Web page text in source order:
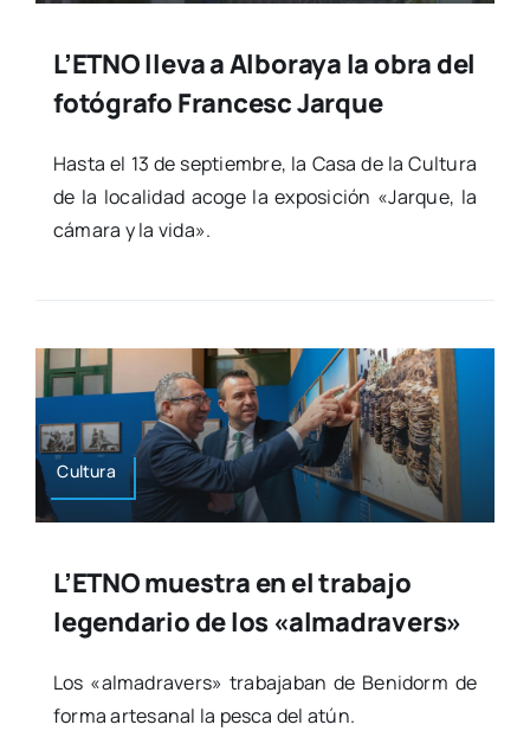
L’ETNO lleva a Alboraya la obra del
fotógrafo Francesc Jarque
Has­ta el 13 de sep­tiem­bre, la Casa de la Cul­tu­ra
de la loca­li­dad aco­ge la expo­si­ción «Jar­que, la
cáma­ra y la vida».
Cul­tu­ra
L’ETNO muestra en el trabajo
legendario de los «almadravers»
Los «alma­dra­vers» tra­ba­ja­ban de Beni­dorm de
for­ma arte­sa­nal la pes­ca del atún.